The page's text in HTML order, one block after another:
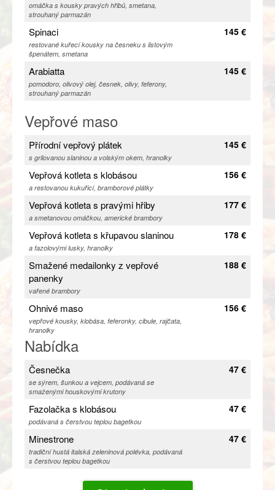
omáčka s kousky pravých hřibů, smetana,
strouhaný parmazán
Spinaci
restované kuřecí kousky na česneku s listovým
špenátem, smetana
145 €
Arabiatta
pomodoro, olivový olej, česnek, olivy, feferony,
strouhaný parmazán
145 €
Vepřové maso
Přírodní vepřový plátek
s grilovanou slaninou a volským okem, hranolky
145 €
Vepřová kotleta s klobásou
a restovanou kukuřicí, bramborové plátky
156 €
Vepřová kotleta s pravými hřiby
a smetanovou omáčkou, americké brambory
177 €
Vepřová kotleta s křupavou slaninou
a fazolovými lusky, hranolky
178 €
Smažené medailonky z vepřové
panenky
vařené brambory
188 €
Ohnivé maso
vepřové kousky, klobása, feferonky, cibule, rajčata,
hranolky
156 €
Nabídka
Česnečka
se sýrem, šunkou a vejcem, podávaná se
smaženými houskovými krutony
47 €
Fazolačka s klobásou
podávaná s čerstvou teplou bagetkou
47 €
Minestrone
tradiční hustá italská zeleninová polévka, podávaná
s čerstvou teplou bagetkou
47 €